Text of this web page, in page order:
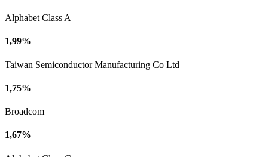
Alphabet Class A
1,99%
Taiwan Semiconductor Manufacturing Co Ltd
1,75%
Broadcom
1,67%